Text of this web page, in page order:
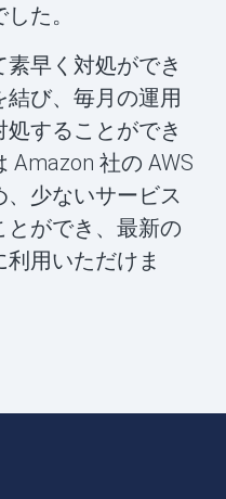
た。
早く対処ができ
び、毎月の運用
することができ
Amazon 社の AWS
、少ないサービス
ができ、最新の
用いただけま